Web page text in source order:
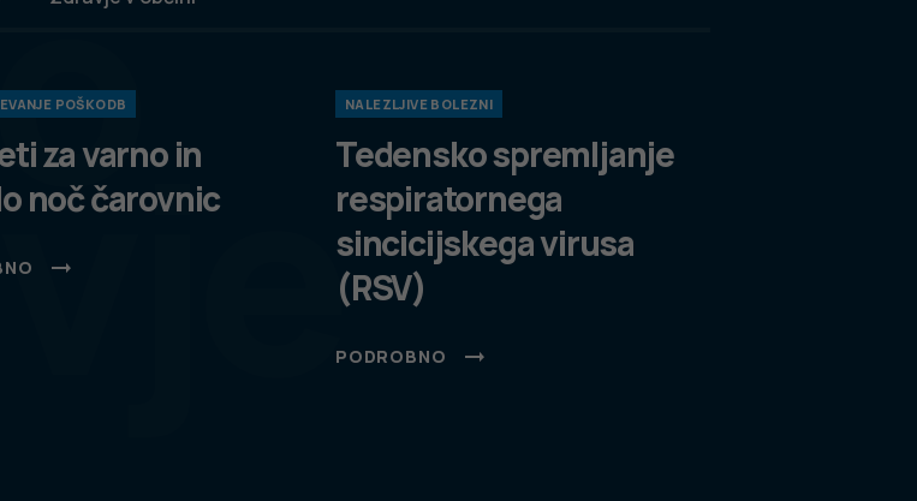
POŠKODB
za varno in
noč čarovnic
NALEZLJIVE BOLEZNI
Tedensko spremljanje
respiratornega
sincicijskega virusa
(RSV)
PODROBNO